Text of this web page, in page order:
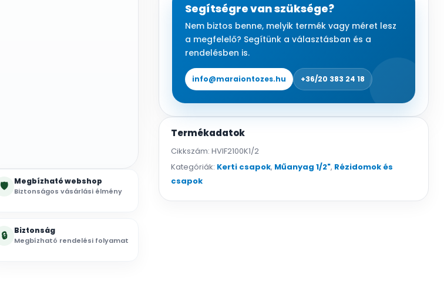
🛡 Megbízható webshop
Biztonságos vásárlási élmény
🔒 Biztonság
Megbízható rendelési folyamat
Segítségre van szüksége?
Nem biztos benne, melyik termék vagy méret lesz
a megfelelő? Segítünk a választásban és a
rendelésben is.
info@maraiontozes.hu +36/20 383 24 18
Termékadatok
Cikkszám: HVIF2100K1/2
Kategóriák: Kerti csapok, Műanyag 1/2", Rézidomok és
csapok